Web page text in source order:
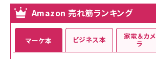
Amazon 売れ筋ランキング
マーケ本 ビジネス本 家電＆カメ
ラ